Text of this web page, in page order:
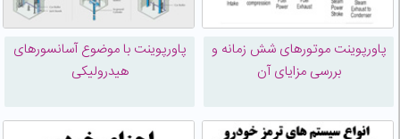
پاورپوینت موتورهای شش زمانه و
بررسی مزایای آن
پاورپوینت با موضوع آسانسورهای
هیدرولیکی